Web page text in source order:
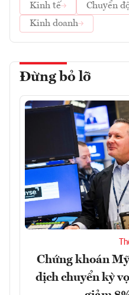
Kinh tế
Chuyển
Kinh doanh
Đừng bỏ lỡ
Chứng khoán
dịch chuyển kỳ